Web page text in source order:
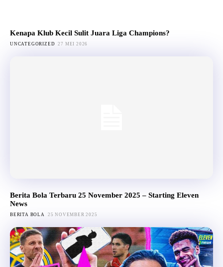
Kenapa Klub Kecil Sulit Juara Liga Champions?
UNCATEGORIZED 27 MEI 2026
Berita Bola Terbaru 25 November 2025 – Starting Eleven
News
BERITA BOLA 25 NOVEMBER 2025